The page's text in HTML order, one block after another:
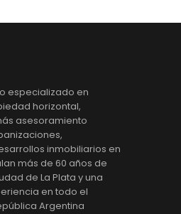
especializado en
horizontal,
asesoramiento
inmobiliarios en
más de 60 años de
de La Plata y una
en todo el
Argentina